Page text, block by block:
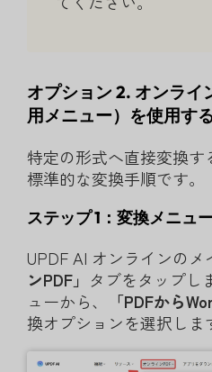
オプション 2. オンライ
用メニュー）を使用す
特定の形式へ直接変換す
標準的な変換手順です。
ステップ 1：変換メニュ
UPDF AI オンラインのメ
ンPDF」 タブをタップし
ューから、
「PDFから
換オプションを選択しま